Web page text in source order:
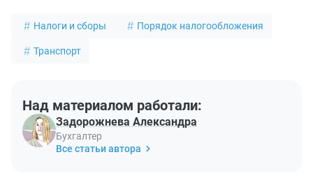
Налоги и сборы Порядок налогообложения
Транспорт
Над материалом работали:
Задорожнева Александра
Бухгалтер
Все статьи автора